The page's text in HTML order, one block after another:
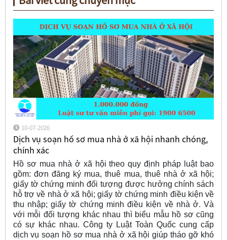
10-07-2026
Dịch vụ soạn hồ sơ mua nhà ở xã hội nhanh chóng,
chính xác
Hồ sơ mua nhà ở xã hội theo quy định pháp luật bao
gồm: đơn đăng ký mua, thuê mua, thuê nhà ở xã hội;
giấy tờ chứng minh đối tượng được hưởng chính sách
hỗ trợ về nhà ở xã hội; giấy tờ chứng minh điều kiện về
thu nhập; giấy tờ chứng minh điều kiện về nhà ở. Và
với mỗi đối tượng khác nhau thì biểu mẫu hồ sơ cũng
có sự khác nhau. Công ty Luật Toàn Quốc cung cấp
dịch vụ soạn hồ sơ mua nhà ở xã hội giúp tháo gỡ khó